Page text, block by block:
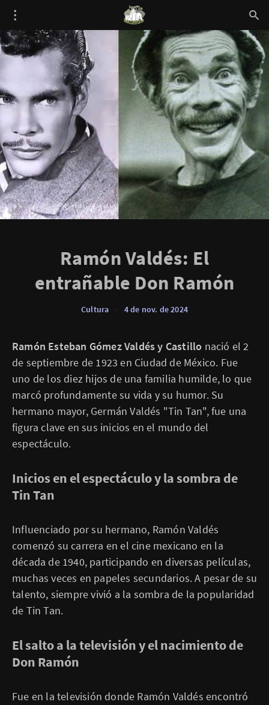
Ramón Valdés: El
entrañable Don Ramón
Cultura 4 de nov. de 2024
Ramón Esteban Gómez Valdés y Castillo nació el 2
de septiembre de 1923 en Ciudad de México. Fue
uno de los diez hijos de una familia humilde, lo que
marcó profundamente su vida y su humor. Su
hermano mayor, Germán Valdés "Tin Tan", fue una
figura clave en sus inicios en el mundo del
espectáculo.
Inicios en el espectáculo y la sombra de
Tin Tan
Influenciado por su hermano, Ramón Valdés
comenzó su carrera en el cine mexicano en la
década de 1940, participando en diversas películas,
muchas veces en papeles secundarios. A pesar de su
talento, siempre vivió a la sombra de la popularidad
de Tin Tan.
El salto a la televisión y el nacimiento de
Don Ramón
Fue en la televisión donde Ramón Valdés encontró